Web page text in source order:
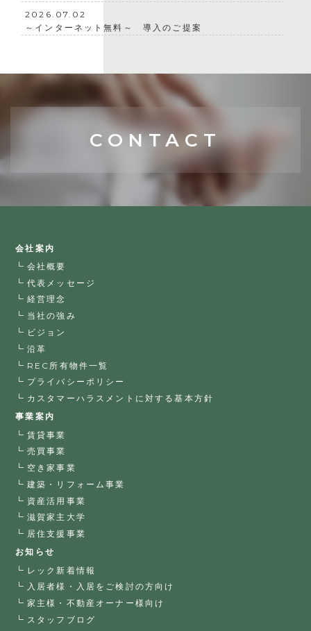
2026.07.02
～インターネット無料～ 導入のご提案
CONTACT
会社案内
会社概要
代表メッセージ
経営理念
当社の強み
ビジョン
沿革
REC所有物件一覧
プライバシーポリシー
カスタマーハラスメントに対する基本方針
事業案内
賃貸事業
売買事業
空き家事業
建築・リフォーム事業
資産活用事業
滋賀家主大学
居住支援事業
お知らせ
レック新着情報
入居者様・入居をご検討の方向け
家主様・不動産オーナー様向け
スタッフブログ